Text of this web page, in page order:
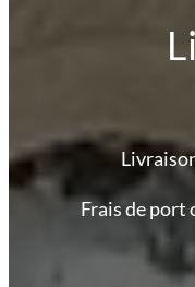
Frais de port